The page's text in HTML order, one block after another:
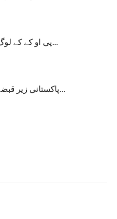
پی او کے کے لوگ کیا سوچ ر...
پاکستانی زیر قبضہ کشمیر ک...